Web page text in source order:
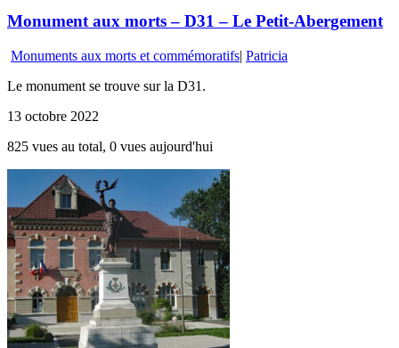
Monument aux morts – D31 – Le Petit-Abergement
Monuments aux morts et commémoratifs| Patricia
Le monument se trouve sur la D31.
13 octobre 2022
825 vues au total, 0 vues aujourd'hui